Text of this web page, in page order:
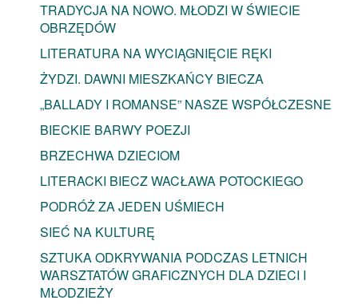
TRADYCJA NA NOWO. MŁODZI W ŚWIECIE
OBRZĘDÓW
LITERATURA NA WYCIĄGNIĘCIE RĘKI
ŻYDZI. DAWNI MIESZKAŃCY BIECZA
„BALLADY I ROMANSE” NASZE WSPÓŁCZESNE
BIECKIE BARWY POEZJI
BRZECHWA DZIECIOM
LITERACKI BIECZ WACŁAWA POTOCKIEGO
PODRÓŻ ZA JEDEN UŚMIECH
SIEĆ NA KULTURĘ
SZTUKA ODKRYWANIA PODCZAS LETNICH
WARSZTATÓW GRAFICZNYCH DLA DZIECI I
MŁODZIEŻY